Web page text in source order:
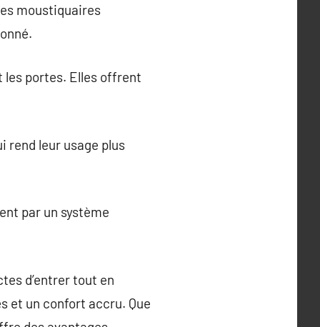
moustiquaires
les portes. Elles offrent
rend leur usage plus
par un système
d’entrer tout en
et un confort accru. Que